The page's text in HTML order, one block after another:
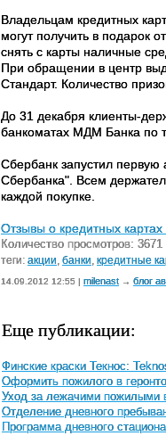
Владельцам кредитных
могут получить в подарок
снять с карты наличные
При обращении в центр
Стандарт. Количество
До 31 декабря клиенты-
банкоматах МДМ Банка по
Сбербанк запустил
Сбербанка". Всем
каждой покупке.
Отзывы о кредитных картах
Количество просмотров: 3671
теги: акции банки кредитные
14.09.2012 12:55 | milenast → блог
Еще публикации:
Финские краски Текнос:
Оформить пожилого в
Уход за лежачими пожилыми
Отделение дневного
Программа дневного